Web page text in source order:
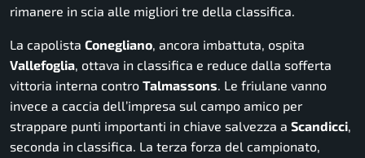
rimanere in scia alle migliori tre della classifica.
La capolista Conegliano, ancora imbattuta, ospita
Vallefoglia, ottava in classifica e reduce dalla sofferta
vittoria interna contro Talmassons. Le friulane vanno
invece a caccia dell’impresa sul campo amico per
strappare punti importanti in chiave salvezza a Scandicci,
seconda in classifica. La terza forza del campionato,